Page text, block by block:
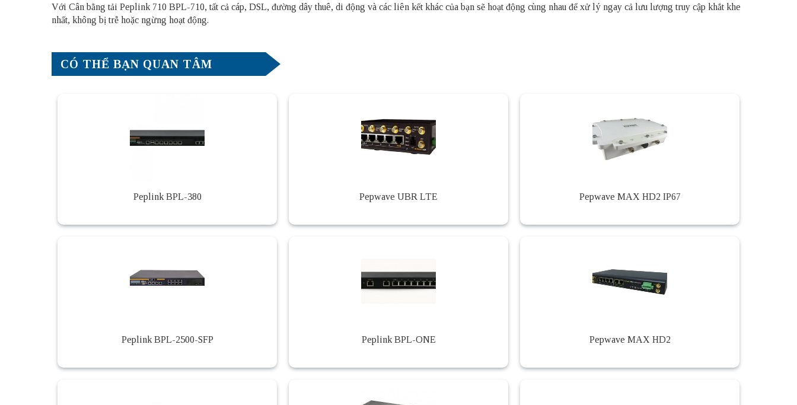
Với Cân bằng tải Peplink 710 BPL-710, tất cả cáp, DSL, đường dây thuê, di động và các liên kết khác của bạn sẽ hoạt động cùng nhau để xử lý ngay cả lưu lượng truy cập khắt khe
nhất, không bị trễ hoặc ngừng hoạt động.
CÓ THỂ BẠN QUAN TÂM
Peplink BPL-380 Pepwave UBR LTE Pepwave MAX HD2 IP67
Peplink BPL-2500-SFP Peplink BPL-ONE Pepwave MAX HD2